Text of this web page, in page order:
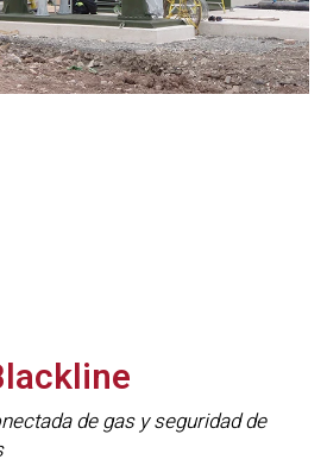
de gas y seguridad de